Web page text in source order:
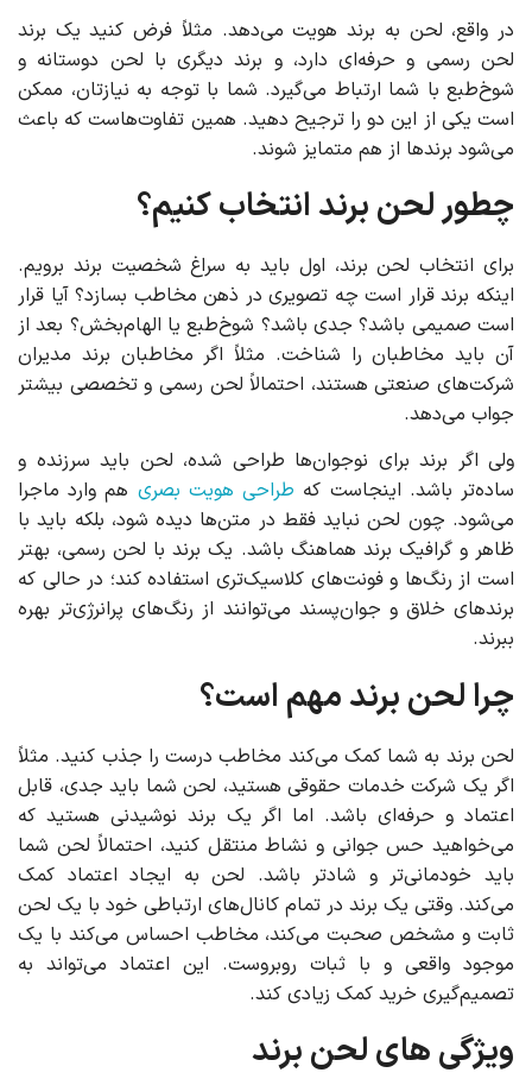
در واقع، لحن به برند هویت می‌دهد. مثلاً فرض کنید یک برند
لحن رسمی و حرفه‌ای دارد، و برند دیگری با لحن دوستانه و
شوخ‌طبع با شما ارتباط می‌گیرد. شما با توجه به نیازتان، ممکن
است یکی از این دو را ترجیح دهید. همین تفاوت‌هاست که باعث
می‌شود برندها از هم متمایز شوند.
چطور لحن برند انتخاب کنیم؟
برای انتخاب لحن برند، اول باید به سراغ شخصیت برند برویم.
اینکه برند قرار است چه تصویری در ذهن مخاطب بسازد؟ آیا قرار
است صمیمی باشد؟ جدی باشد؟ شوخ‌طبع یا الهام‌بخش؟ بعد از
آن باید مخاطبان را شناخت. مثلاً اگر مخاطبان برند مدیران
شرکت‌های صنعتی هستند، احتمالاً لحن رسمی و تخصصی بیشتر
جواب می‌دهد.
ولی اگر برند برای نوجوان‌ها طراحی شده، لحن باید سرزنده و
ساده‌تر باشد. اینجاست که طراحی هویت بصری هم وارد ماجرا
می‌شود. چون لحن نباید فقط در متن‌ها دیده شود، بلکه باید با
ظاهر و گرافیک برند هماهنگ باشد. یک برند با لحن رسمی، بهتر
است از رنگ‌ها و فونت‌های کلاسیک‌تری استفاده کند؛ در حالی که
برندهای خلاق و جوان‌پسند می‌توانند از رنگ‌های پرانرژی‌تر بهره
ببرند.
چرا لحن برند مهم است؟
لحن برند به شما کمک می‌کند مخاطب درست را جذب کنید. مثلاً
اگر یک شرکت خدمات حقوقی هستید، لحن شما باید جدی، قابل
اعتماد و حرفه‌ای باشد. اما اگر یک برند نوشیدنی هستید که
می‌خواهید حس جوانی و نشاط منتقل کنید، احتمالاً لحن شما
باید خودمانی‌تر و شادتر باشد. لحن به ایجاد اعتماد کمک
می‌کند. وقتی یک برند در تمام کانال‌های ارتباطی خود با یک لحن
ثابت و مشخص صحبت می‌کند، مخاطب احساس می‌کند با یک
موجود واقعی و با ثبات روبروست. این اعتماد می‌تواند به
تصمیم‌گیری خرید کمک زیادی کند.
ویژگی های لحن برند